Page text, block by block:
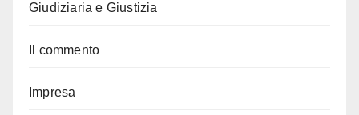
Giudiziaria e Giustizia
Il commento
Impresa